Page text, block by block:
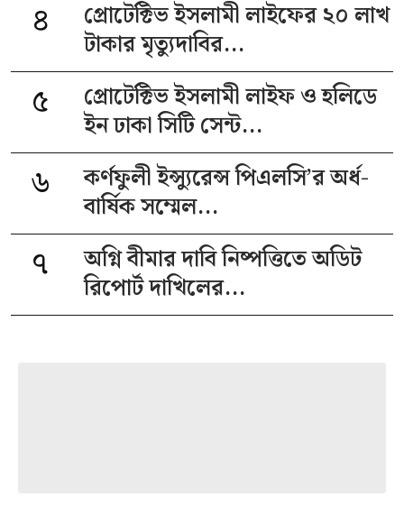
৪
প্রোটেক্টিভ ইসলামী লাইফের ২০ লাখ
টাকার মৃত্যুদাবির...
৫
প্রোটেক্টিভ ইসলামী লাইফ ও হলিডে
ইন ঢাকা সিটি সেন্ট...
৬
কর্ণফুলী ইন্স্যুরেন্স পিএলসি’র অর্ধ-
বার্ষিক সম্মেল...
৭
অগ্নি বীমার দাবি নিষ্পত্তিতে অডিট
রিপোর্ট দাখিলের...